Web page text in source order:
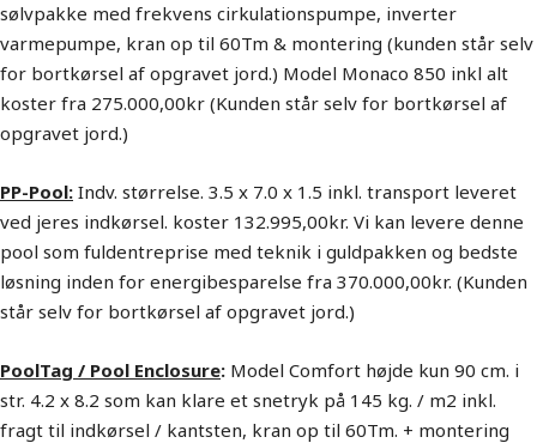
sølvpakke med frekvens cirkulationspumpe, inverter
varmepumpe, kran op til 60Tm & montering (kunden står selv
for bortkørsel af opgravet jord.) Model Monaco 850 inkl alt
koster fra 275.000,00kr (Kunden står selv for bortkørsel af
opgravet jord.)
PP-Pool: Indv. størrelse. 3.5 x 7.0 x 1.5 inkl. transport leveret
ved jeres indkørsel. koster 132.995,00kr. Vi kan levere denne
pool som fuldentreprise med teknik i guldpakken og bedste
løsning inden for energibesparelse fra 370.000,00kr. (Kunden
står selv for bortkørsel af opgravet jord.)
PoolTag / Pool Enclosure: Model Comfort højde kun 90 cm. i
str. 4.2 x 8.2 som kan klare et snetryk på 145 kg. / m2 inkl.
fragt til indkørsel / kantsten, kran op til 60Tm. + montering